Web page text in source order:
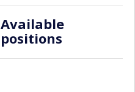
Available
positions